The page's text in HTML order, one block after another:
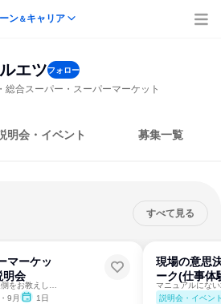
ン＆キャリア
エツフォロー
総合スーパー・スーパーマーケット
明会・イベント 募集一覧
すべて見る
マーケッ
明会
9月 1日
現場の意思
ーク(仕事体
説明会・イベン